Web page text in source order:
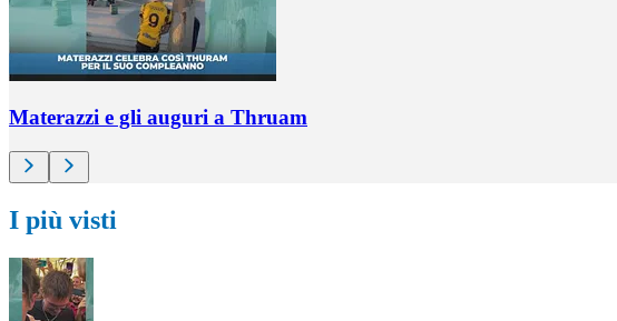
Materazzi e gli auguri a Thruam
I più visti